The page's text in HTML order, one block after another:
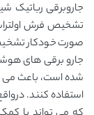
تشخیص فرش
صورت خودکار
شده است، باعث می
استفاده کنند.